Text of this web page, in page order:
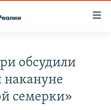
обсудили
семерки»